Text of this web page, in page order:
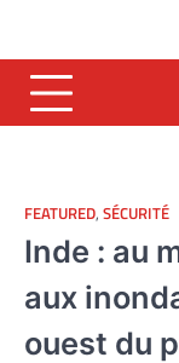
content
FEATURED, SÉCURITÉ
Inde : au
aux
ouest du